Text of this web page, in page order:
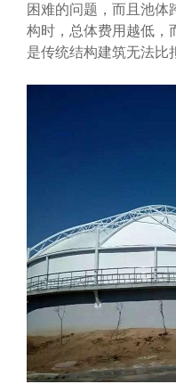
困难的问题，而且池体
构时，总体费用越低，
是传统结构建筑无法比